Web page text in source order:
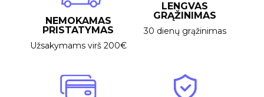
NEMOKAMAS
PRISTATYMAS
Užsakymams virš 200€
LENGVAS
GRĄŽINIMAS
30 dienų grąžinimas